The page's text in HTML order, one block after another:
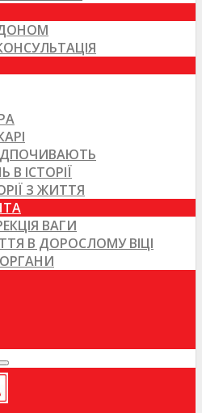
В ІСТОРІЇ
З ЖИТТЯ
ВАГИ
В ДОРОСЛОМУ ВІЦІ